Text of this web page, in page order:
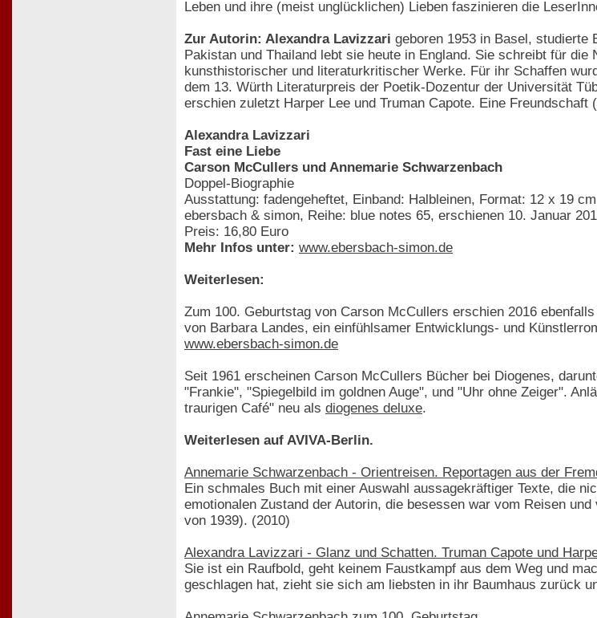
Leben und ihre (meist unglücklichen) Lieben faszinieren die
Zur Autorin: Alexandra Lavizzari geboren 1953 in Basel, studierte
Pakistan und Thailand lebt sie heute in England. Sie schreibt für
kunsthistorischer und literaturkritischer Werke. Für ihr Schaffen
dem 13. Würth Literaturpreis der Poetik-Dozentur der Universität
erschien zuletzt Harper Lee und Truman Capote. Eine Freundschaft
Alexandra Lavizzari
Fast eine Liebe
Carson McCullers und Annemarie Schwarzenbach
Doppel-Biographie
Ausstattung: fadengeheftet, Einband: Halbleinen, Format: 12 x 19
ebersbach & simon, Reihe: blue notes 65, erschienen 10. Januar
Preis: 16,80 Euro
Mehr Infos unter: www.ebersbach-simon.de
Weiterlesen:
Zum 100. Geburtstag von Carson McCullers erschien 2016
von Barbara Landes, ein einfühlsamer Entwicklungs- und
www.ebersbach-simon.de
Seit 1961 erscheinen Carson McCullers Bücher bei Diogenes,
"Frankie", "Spiegelbild im goldnen Auge", und "Uhr ohne Zeiger".
traurigen Café" neu als diogenes deluxe.
Weiterlesen auf AVIVA-Berlin.
Annemarie Schwarzenbach - Orientreisen. Reportagen aus der
Ein schmales Buch mit einer Auswahl aussagekräftiger Texte, die
emotionalen Zustand der Autorin, die besessen war vom Reisen
von 1939). (2010)
Alexandra Lavizzari - Glanz und Schatten. Truman Capote und
Sie ist ein Raufbold, geht keinem Faustkampf aus dem Weg und
geschlagen hat, zieht sie sich am liebsten in ihr Baumhaus zurück